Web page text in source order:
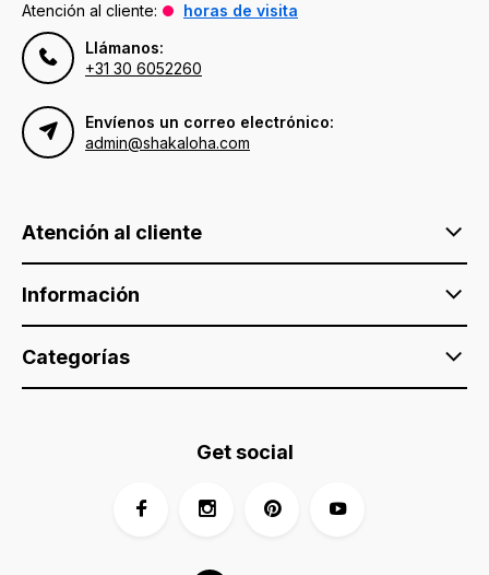
Atención al cliente:
horas de visita
Llámanos:
+31 30 6052260
Envíenos un correo electrónico:
admin@shakaloha.com
Atención al cliente
Información
Categorías
Get social